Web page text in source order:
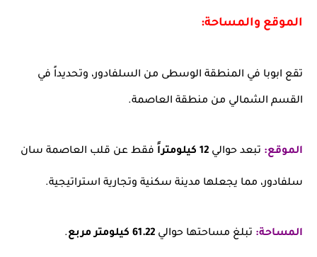
الموقع والمساحة:
تقع ابوبا في المنطقة الوسطى من السلفادور، وتحديداً في
القسم الشمالي من منطقة العاصمة.
الموقع: تبعد حوالي 12 كيلومتراً فقط عن قلب العاصمة سان
سلفادور، مما يجعلها مدينة سكنية وتجارية استراتيجية.
المساحة: تبلغ مساحتها حوالي 61.22 كيلومتر مربع .